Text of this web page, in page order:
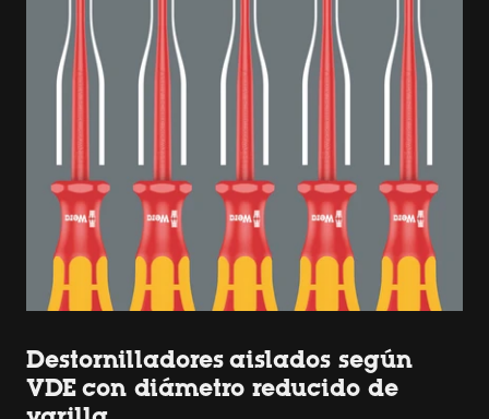
Destornilladores aislados según
VDE con diámetro reducido de